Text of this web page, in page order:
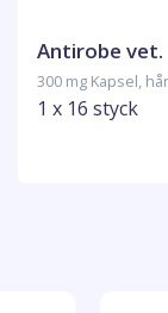
Antirobe vet.
300 mg Kapsel,
1 x 16 styck